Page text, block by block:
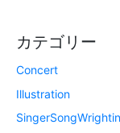
カテゴリー
Concert
Illustration